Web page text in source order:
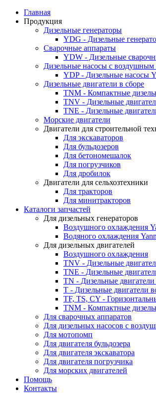
Главная
Продукция
Дизельные генераторы
YDG - Дизельные
Cварочные аппараты
YDW - Дизельные
Дизельные насосы с
YDP - Дизельные насосы
Дизельные двигатели в сборе
TNM - Компактные
TNV - Дизельные
TNE - Дизельные
Морские двигатели
Двигатели для строительной
Для экскаваторов
Для бульдозеров
Для бетономешалок
Для погрузчиков
Для дробилок
Двигатели для сельхозтехники
Для тракторов
Для минитракторов
Каталоги запчастей
Для дизельных генераторов
Воздушного охлаждения
Водяного охлаждения
Для дизельных двигателей
Воздушного охлаждения
TNV - Дизельные
TNE - Дизельные
TN - Дизельные
T - Дизельные двигатели
TF, TS, CY -
TNM - Компактные
Для сварочных аппаратов
Для дизельных насосов с
Для мотопомп
Для двигателя бульдозера
Для двигателя экскаватора
Для двигателя погрузчика
Для морских двигателей
Помощь
Контакты